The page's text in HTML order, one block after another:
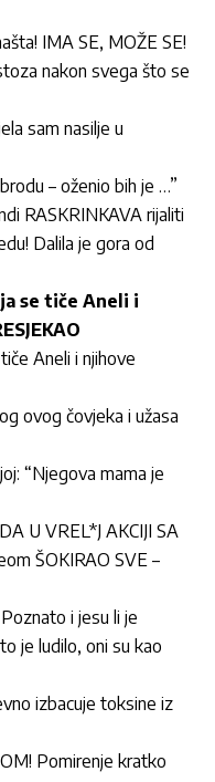
IMA SE, MOŽE SE!
nakon svega što se
sam nasilje u
– oženio bih je …”
RASKRINKAVA rijaliti
Dalila je gora od
se tiče Aneli i
Aneli i njihove
ovog čovjeka i užasa
“Njegova mama je
U VREL*J AKCIJI SA
ŠOKIRAO SVE –
i jesu li je
je ludilo, oni su kao
izbacuje toksine iz
Pomirenje kratko